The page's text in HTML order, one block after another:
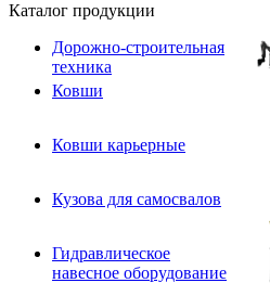
Каталог продукции
Дорожно-строительная
техника
Ковши
Ковши карьерные
Кузова для самосвалов
Гидравлическое
навесное оборудование